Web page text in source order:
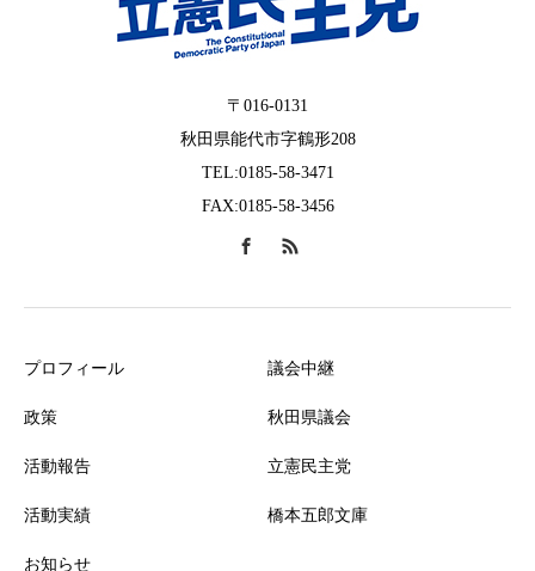
〒016-0131
秋田県能代市字鶴形208
TEL:0185-58-3471
FAX:0185-58-3456
プロフィール
政策
活動報告
活動実績
お知らせ
議会中継
秋田県議会
立憲民主党
橋本五郎文庫